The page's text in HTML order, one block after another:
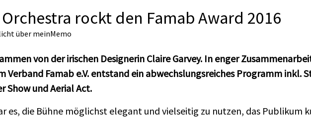
rockt den Famab Award 2016
über meinMemo
von der irischen Designerin Claire Garvey. In enger
Verband Famab e.V. entstand ein abwechslungsreiches Programm inkl.
Show und Aerial Act.
es, die Bühne möglichst elegant und vielseitig zu nutzen, das Publikum